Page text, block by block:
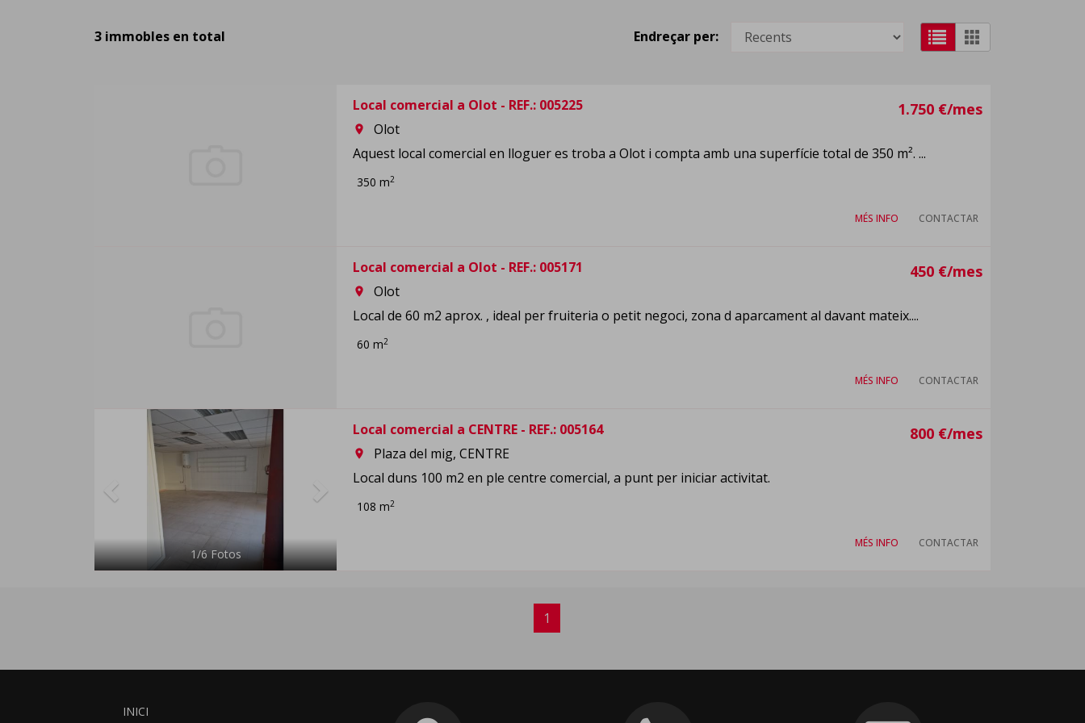
3 immobles en total Endreçar per:
Local comercial a Olot - REF.: 005225 1.750 €/mes
room
Olot
Aquest local comercial en lloguer es troba a Olot i compta amb una superfície total de 350 m². ...
350 m2
CONTACTAR
MÉS INFO
Local comercial a Olot - REF.: 005171 450 €/mes
room
Olot
Local de 60 m2 aprox. , ideal per fruiteria o petit negoci, zona d aparcament al davant mateix....
60 m2
CONTACTAR
MÉS INFO
Previous
1/6Fotos
Local comercial a CENTRE - REF.: 005164 800 €/mes
room
Plaza del mig, CENTRE
Local duns 100 m2 en ple centre comercial, a punt per iniciar activitat.
108 m2
CONTACTAR
MÉS INFO
1
INICI